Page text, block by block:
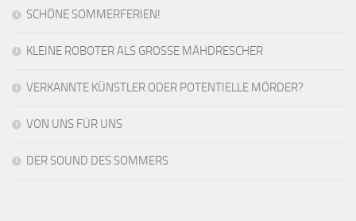
SCHÖNE SOMMERFERIEN!
KLEINE ROBOTER ALS GROSSE MÄHDRESCHER
VERKANNTE KÜNSTLER ODER POTENTIELLE MÖRDER?
VON UNS FÜR UNS
DER SOUND DES SOMMERS